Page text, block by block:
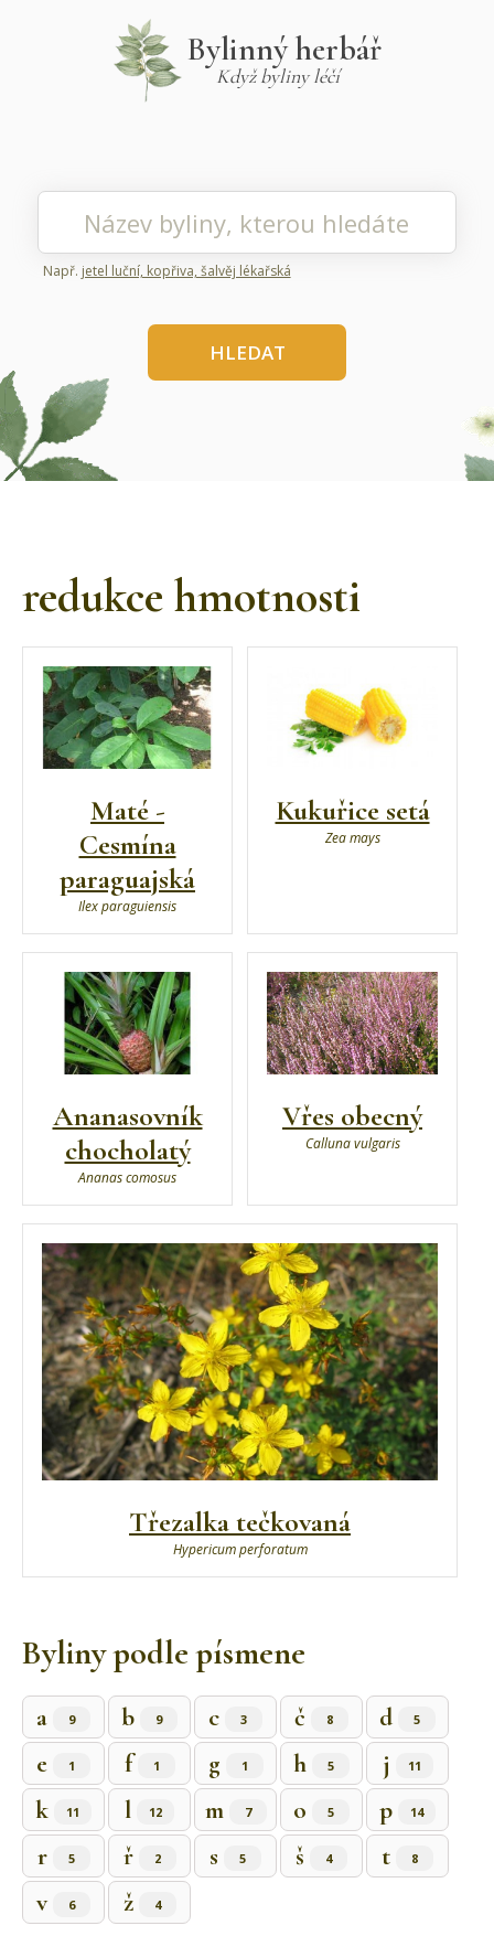
Bylinný herbář
Když byliny léčí
Např. jetel luční, kopřiva, šalvěj lékařská
HLEDAT
redukce hmotnosti
Maté -
Cesmína
paraguajská
Ilex paraguiensis
Kukuřice setá
Zea mays
Ananasovník
chocholatý
Ananas comosus
Vřes obecný
Calluna vulgaris
Třezalka tečkovaná
Hypericum perforatum
Byliny podle písmene
a 9 b 9 c 3 č 8 d 5
e 1 f 1 g 1 h 5 j 11
k 11 l 12 m 7 o 5 p 14
r 5 ř 2 s 5 š 4 t 8
v 6 ž 4